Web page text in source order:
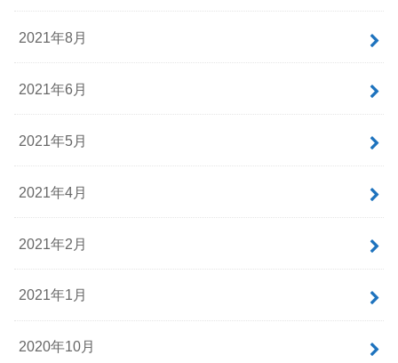
2021年8月
2021年6月
2021年5月
2021年4月
2021年2月
2021年1月
2020年10月